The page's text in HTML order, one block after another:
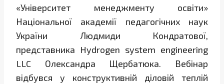
«Університет менеджменту освіти»
Національної академії педагогічних наук
України Людмиди Кондратової,
представника Hydrogen system engineering
LLC Олександра Щербатюка. Вебінар
відбувся у конструктивній діловій теплій